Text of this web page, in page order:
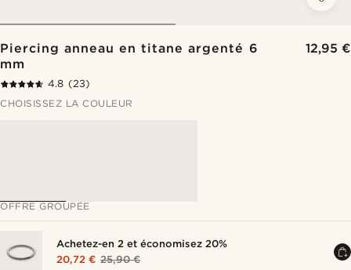
Piercing anneau en titane argenté 6
mm
12,95 €
4.8 (23)
CHOISISSEZ LA COULEUR
OFFRE GROUPÉE
Achetez-en 2 et économisez 20%
20,72 € 25,90 €